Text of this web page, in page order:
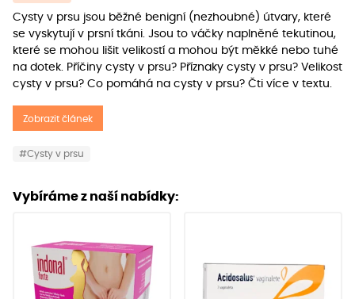
Cysty v prsu jsou běžné benigní (nezhoubné) útvary, které
se vyskytují v prsní tkáni. Jsou to váčky naplněné tekutinou,
které se mohou lišit velikostí a mohou být měkké nebo tuhé
na dotek. Příčiny cysty v prsu? Příznaky cysty v prsu? Velikost
cysty v prsu? Co pomáhá na cysty v prsu? Čti více v textu.
Zobrazit článek
#Cysty v prsu
Vybíráme z naší nabídky: